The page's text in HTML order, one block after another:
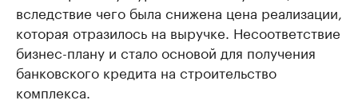
вследствие чего была снижена цена реализации,
которая отразилось на выручке. Несоответствие
бизнес-плану и стало основой для получения
банковского кредита на строительство
комплекса.